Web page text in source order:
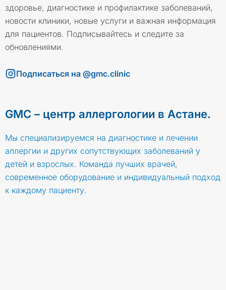
здоровье, диагностике и профилактике заболеваний,
новости клиники, новые услуги и важная информация
для пациентов. Подписывайтесь и следите за
обновлениями.
Подписаться на @gmc.clinic
GMC – центр аллергологии в Астане.
Мы специализируемся на диагностике и лечении
аллергии и других сопутствующих заболеваний у
детей и взрослых. Команда лучших врачей,
современное оборудование и индивидуальный подход
к каждому пациенту.